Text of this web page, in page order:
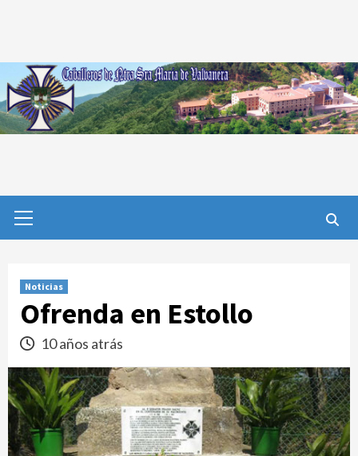
primario
Noticias
Ofrenda en Estollo
10 años atrás